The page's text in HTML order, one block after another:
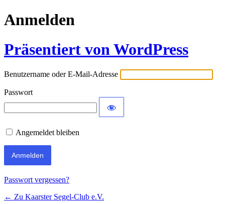
Anmelden
Präsentiert von WordPress
Benutzername oder E-Mail-Adresse
Passwort
Angemeldet bleiben
Passwort vergessen?
← Zu Kaarster Segel-Club e.V.